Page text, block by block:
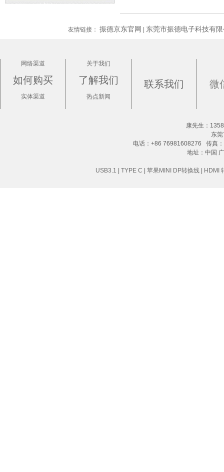
友情链接： 振德京东官网 东莞市振德电子科技有
网络渠道
如何购买
实体渠道
关于我们
了解我们
热点新闻
联系我们 微
康先生：
东
电话：+86 76981608276 传真
地址：中国
USB3.1 TYPE C 苹果MINI DP转换线 HDMI